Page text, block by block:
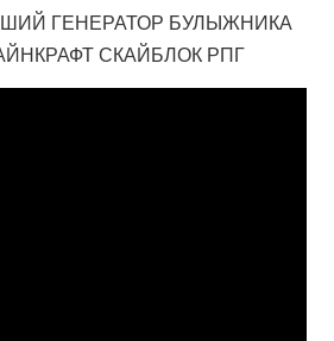
ГЕНЕРАТОР БУЛЫЖНИКА
СКАЙБЛОК РПГ